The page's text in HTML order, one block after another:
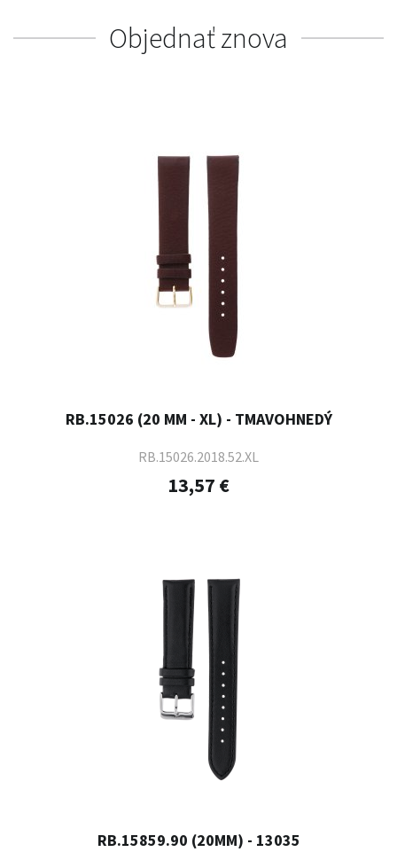
Objednať znova
RB.15026 (20 MM - XL) - TMAVOHNEDÝ
RB.15026.2018.52.XL
13,57 €
RB.15859.90 (20MM) - 13035